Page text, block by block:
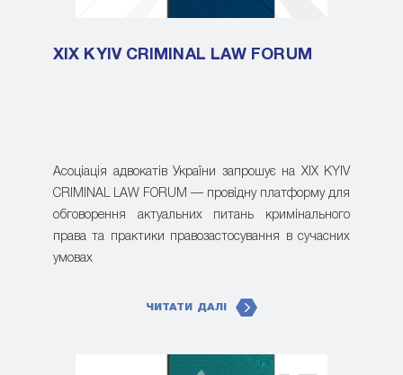
XIX KYIV CRIMINAL LAW FORUM
Асоціація адвокатів України запрошує на XIX KYIV
CRIMINAL LAW FORUM — провідну платформу для
обговорення актуальних питань кримінального
права та практики правозастосування в сучасних
умовах
ЧИТАТИ ДАЛІ